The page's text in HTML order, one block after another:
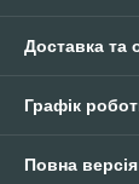
Доставка та
Графік
Повна